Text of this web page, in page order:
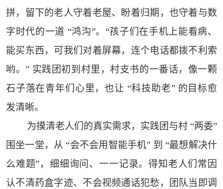
拼，留下的老人守着老屋、盼着归期，也守着与数
字时代的一道 “鸿沟”。“孩子们在手机上能看病、
能买东西，可我们对着屏幕，连个电话都拨不利索
哟。” 实践团初到村里，村支书的一番话，像一颗
石子落在青年们心里，也让 “科技助老” 的目标愈
发清晰。
为摸清老人们的真实需求，实践团与村 “两委”
围坐一堂，从 “会不会用智能手机” 到 “最想解决什
么难题”，细细询问、一一记录。得知老人们常因
认不清药盒字迹、不会视频通话犯愁，团队当即调